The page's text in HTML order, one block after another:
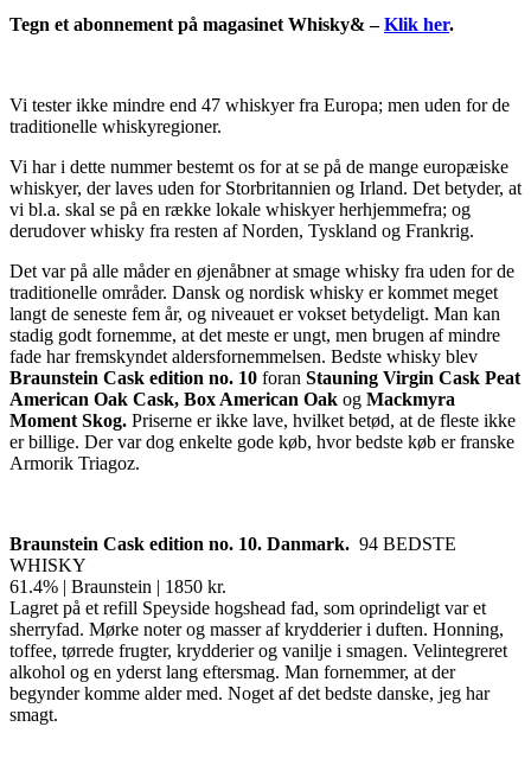
Tegn et abonnement på magasinet Whisky& –Klik her.
Vi tester ikke mindre end 47 whiskyer fra Europa; men uden for de
traditionelle whiskyregioner.
Vi har i dette nummer bestemt os for at se på de mange europæiske
whiskyer, der laves uden for Storbritannien og Irland. Det betyder, at
vi bl.a. skal se på en række lokale whiskyer herhjemmefra; og
derudover whisky fra resten af Norden, Tyskland og Frankrig.
Det var på alle måder en øjenåbner at smage whisky fra uden for de
traditionelle områder. Dansk og nordisk whisky er kommet meget
langt de seneste fem år, og niveauet er vokset betydeligt. Man kan
stadig godt fornemme, at det meste er ungt, men brugen af mindre
fade har fremskyndet aldersfornemmelsen. Bedste whisky blev
Braunstein Cask edition no. 10 foran Stauning Virgin Cask Peat
American Oak Cask, Box American Oak og Mackmyra
Moment Skog. Priserne er ikke lave, hvilket betød, at de fleste ikke
er billige. Der var dog enkelte gode køb, hvor bedste køb er franske
Armorik Triagoz.
Braunstein Cask edition no. 10. Danmark. 94 BEDSTE
WHISKY
61.4% | Braunstein | 1850 kr.
Lagret på et refill Speyside hogshead fad, som oprindeligt var et
sherryfad. Mørke noter og masser af krydderier i duften. Honning,
toffee, tørrede frugter, krydderier og vanilje i smagen. Velintegreret
alkohol og en yderst lang eftersmag. Man fornemmer, at der
begynder komme alder med. Noget af det bedste danske, jeg har
smagt.